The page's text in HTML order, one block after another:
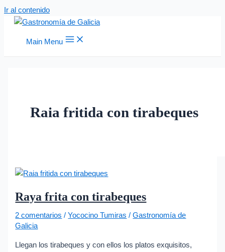
Ir al contenido
Main Menu
Raia fritida con tirabeques
Raya frita con tirabeques
2 comentarios /Yococino Tumiras /Gastronomía de
Galicia
Llegan los tirabeques y con ellos los platos exquisitos,